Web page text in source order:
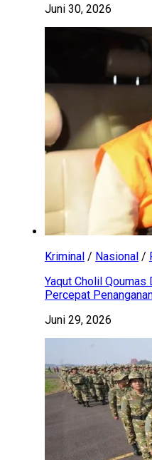
Juni 30, 2026
Kriminal / Nasional /
Yaqut Cholil
Percepat
Juni 29, 2026